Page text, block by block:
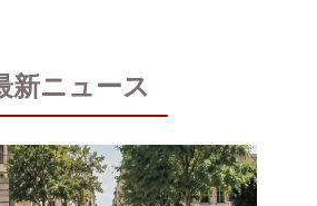
新ニュース